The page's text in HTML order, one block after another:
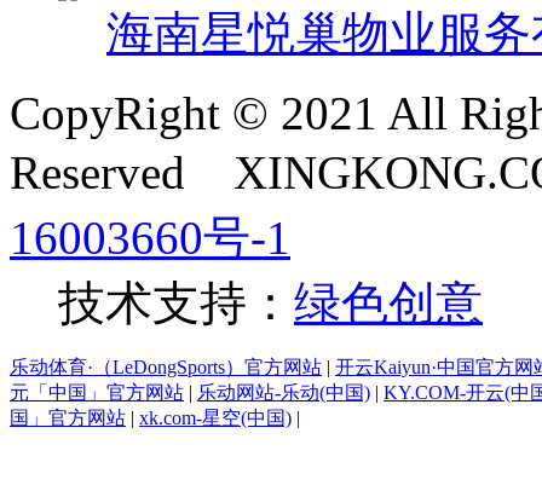
海南星悦巢物业服
CopyRight © 2021 All
Reserved
16003660号-1
技术支持： 绿色创意
乐动体育·（LeDongSports）官方网站 | 开云Kaiyun·中国官方
元「中国」官方网站 | 乐动网站-乐动(中国) | KY.COM-开云(中
国」官方网站 | xk.com-星空(中国) |